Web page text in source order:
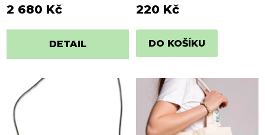
2 680 Kč
DETAIL
plátěnka
220 Kč
DO KOŠÍKU